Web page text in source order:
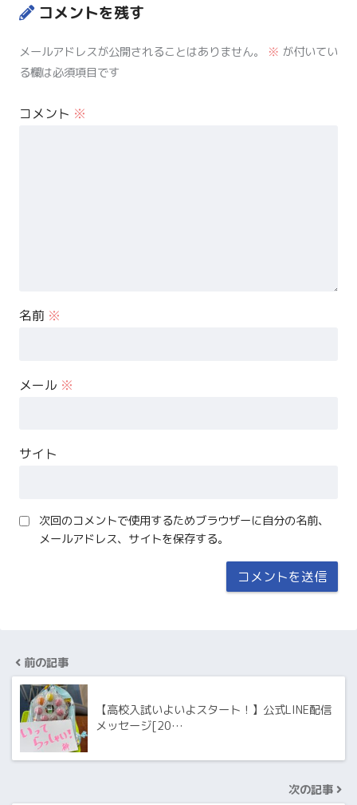
コメントを残す
メールアドレスが公開されることはありません。 ※ が付いてい
る欄は必須項目です
コメント ※
名前 ※
メール ※
サイト
次回のコメントで使用するためブラウザーに自分の名前、
メールアドレス、サイトを保存する。
前の記事
【高校入試いよいよスタート！】公式LINE配信
メッセージ[20…
次の記事